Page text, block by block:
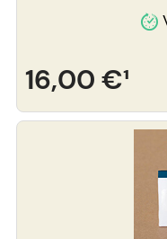
16,00 €¹